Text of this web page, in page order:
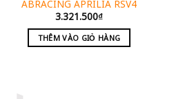
ABRACING APRILIA RSV4
3.321.500₫
THÊM VÀO GIỎ HÀNG